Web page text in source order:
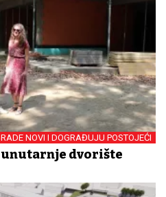
NOVI I DOGRAĐUJU POSTOJEĆI
unutarnje dvorište